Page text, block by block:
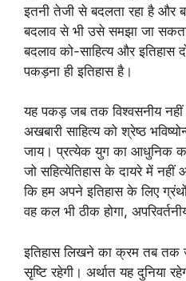
इतनी तेजी से बदलता रहा है और
बदलाव से भी उसे समझा जा
बदलाव को-साहित्य और इतिहास
पकड़ना ही इतिहास है।
यह पकड़ जब तक विश्वसनीय
अखबारी साहित्य को श्रेष्ठ
जाय। प्रत्येक युग का आधुनिक
जो सहित्येतिहास के दायरे में
कि हम अपने इतिहास के लिए
वह कल भी ठीक होगा,
इतिहास लिखने का क्रम तब तक
सृष्टि रहेगी। अर्थात यह दुनिया